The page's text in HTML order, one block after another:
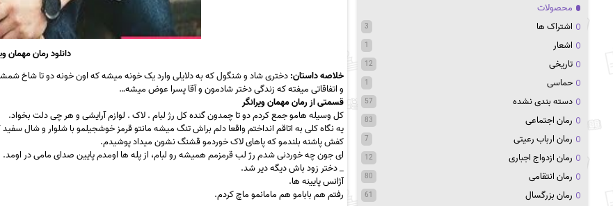
دانلود رمان مهمان
خلاصه داستان:دختری شاد و شنگول که به دلایلی وارد یک خونه میشه که اون خونه دو تا شاخ
و اتفاقاتی میفته که زندگی دختر شادمون و آقا پسرا عوض میشه…
قسمتی از رمان مهمان ویرانگر
کل وسیله هامو جمع کردم دو تا چمدون گنده کل رژ لبام . لاک . لوازم آرایشی و هر چی دلت بخواد‬.
یه نگاه کلی به اتاقم انداختم واقعا دلم براش تنگ میشه مانتو قرمز خوشجیلمو با شلوار و‬ شال
کفش پاشنه بلندمو که پاهای لاک خوردمو قشنگ نشون میداد‬ پوشیدم.
ای جون چه خوردنی شدم رژ لب قرمزمم همیشه رو لبام‬، از پله ها اومدم پایین صدای مامی در اومد‬.
_ دختر زود باش دیگه دیر شد‬.
آژانس پایینه ها‬.
‫رفتم هم بابامو هم مامانمو ماچ کردم‬.
محصولات
اشتراک ها
3
اشعار 1
تاریخی 12
حماسی 1
دسته بندی نشده 57
رمان اجتماعی 83
رمان ارباب رعیتی 7
رمان ازدواج اجباری 12
رمان انتقامی 80
رمان بزرگسال 61